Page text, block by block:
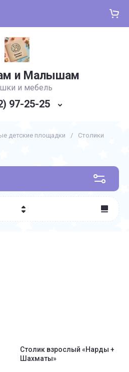
и Малышам
и мебель
97-25-25
детские площадки / Столики
Столик взрослый «Нарды +
Шахматы»